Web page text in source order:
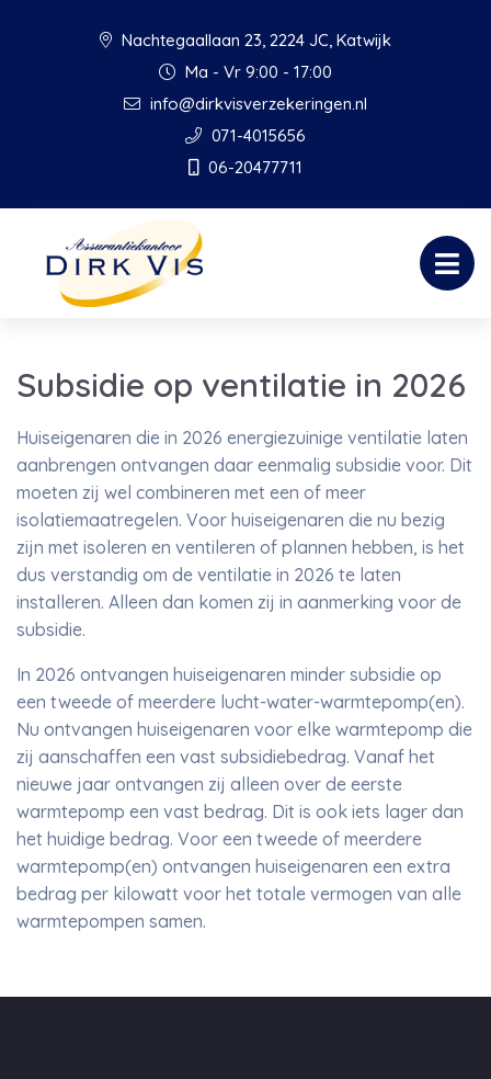
Nachtegaallaan 23, 2224 JC, Katwijk
Ma - Vr 9:00 - 17:00
info@dirkvisverzekeringen.nl
071-4015656
06-20477711
Subsidie op ventilatie in 2026
Huiseigenaren die in 2026 energiezuinige ventilatie laten
aanbrengen ontvangen daar eenmalig subsidie voor. Dit
moeten zij wel combineren met een of meer
isolatiemaatregelen. Voor huiseigenaren die nu bezig
zijn met isoleren en ventileren of plannen hebben, is het
dus verstandig om de ventilatie in 2026 te laten
installeren. Alleen dan komen zij in aanmerking voor de
subsidie.
In 2026 ontvangen huiseigenaren minder subsidie op
een tweede of meerdere lucht-water-warmtepomp(en).
Nu ontvangen huiseigenaren voor elke warmtepomp die
zij aanschaffen een vast subsidiebedrag. Vanaf het
nieuwe jaar ontvangen zij alleen over de eerste
warmtepomp een vast bedrag. Dit is ook iets lager dan
het huidige bedrag. Voor een tweede of meerdere
warmtepomp(en) ontvangen huiseigenaren een extra
bedrag per kilowatt voor het totale vermogen van alle
warmtepompen samen.